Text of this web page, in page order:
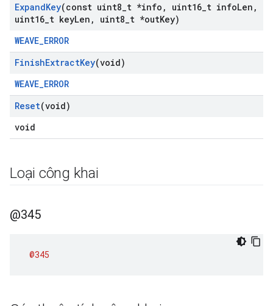
ExpandKey(const uint8 t *info , uint16 t infoLen ,
uint16 t keyLen , uint8 t *outKey)
WEAVE_ERROR
FinishExtractKey(void)
WEAVE_ERROR
Reset(void)
void
Loại công khai
@345
@345